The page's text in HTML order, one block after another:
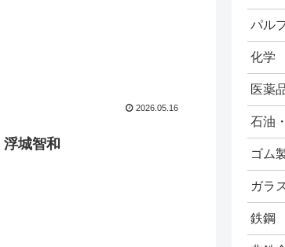
2026.05.16
城智和
パル
化学
医薬
石油
ゴム
ガラ
鉄鋼